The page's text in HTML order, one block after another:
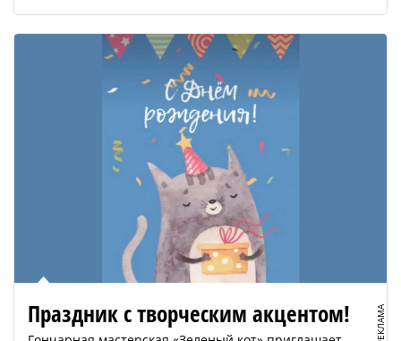
РЕКЛАМА
Праздник с творческим акцентом!